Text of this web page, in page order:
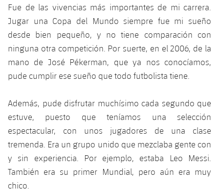
Historia
Resultados
Clasificaciones
Jugadores
Historia
Palmarés
Resultados
Jugadores
Barça C
Junior
Juvenil
Alevín
PLUSICON
MÁS
Información general
plusicon
más
Noticias
Atletismo
plusicon
más
Actualidad
Masculino
Femenino
Agenda
Baloncesto en silla de ruedas
plusicon
más
Actualidad
Jugadores
Hockey sobre hielo
plusicon
más
Actualidad
Hockey hierba
plusicon
más
Fue de las vivencias más importantes de mi carrera.
Jugar una Copa del Mundo siempre fue mi sueño
desde bien pequeño, y no tiene comparación con
ninguna otra competición. Por suerte, en el 2006, de la
mano de José Pékerman, que ya nos conocíamos,
pude cumplir ese sueño que todo futbolista tiene.
Además, pude disfrutar muchísimo cada segundo que
estuve, puesto que teníamos una selección
espectacular, con unos jugadores de una clase
tremenda. Era un grupo unido que mezclaba gente con
y sin experiencia. Por ejemplo, estaba Leo Messi.
También era su primer Mundial, pero aún era muy
chico.